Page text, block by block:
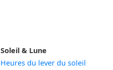
Soleil & Lune
Heures du lever du soleil